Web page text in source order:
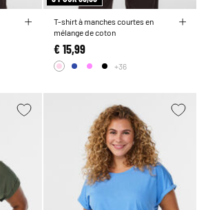
T-shirt à manches courtes en
mélange de coton
€ 15,99
+36